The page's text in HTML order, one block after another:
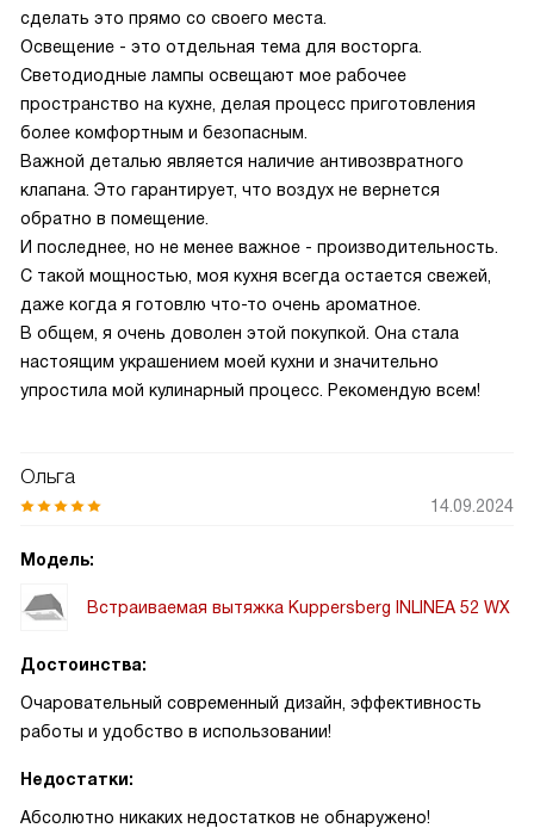
сделать это прямо со своего места.
Освещение - это отдельная тема для восторга.
Светодиодные лампы освещают мое рабочее
пространство на кухне, делая процесс приготовления
более комфортным и безопасным.
Важной деталью является наличие антивозвратного
клапана. Это гарантирует, что воздух не вернется
обратно в помещение.
И последнее, но не менее важное - производительность.
С такой мощностью, моя кухня всегда остается свежей,
даже когда я готовлю что-то очень ароматное.
В общем, я очень доволен этой покупкой. Она стала
настоящим украшением моей кухни и значительно
упростила мой кулинарный процесс. Рекомендую всем!
Ольга
14.09.2024
Модель:
Встраиваемая вытяжка Kuppersberg INLINEA 52 WX
Достоинства:
Очаровательный современный дизайн, эффективность
работы и удобство в использовании!
Недостатки:
Абсолютно никаких недостатков не обнаружено!